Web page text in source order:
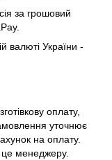
за грошовий
валюті України -
оплату,
уточнює
на оплату.
це менеджеру.